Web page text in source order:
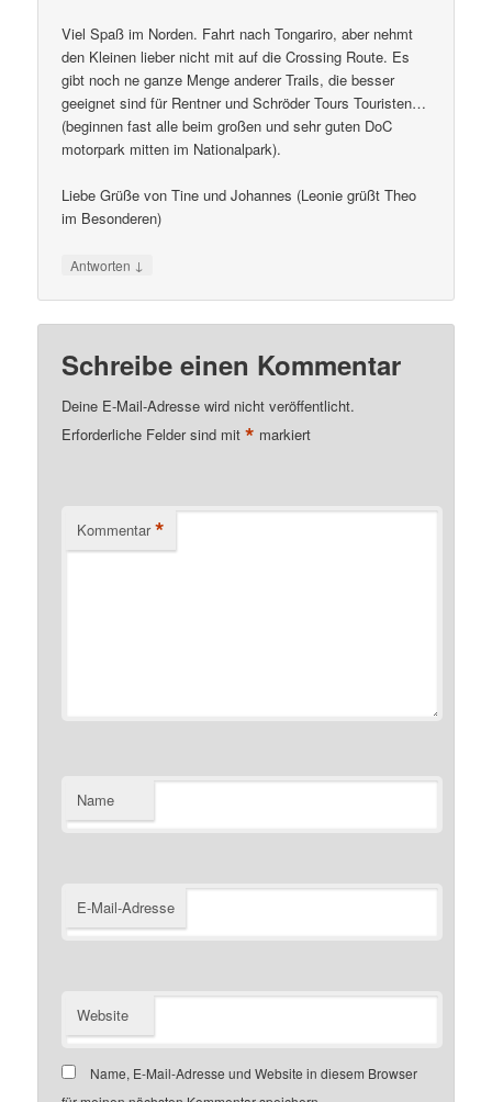
Viel Spaß im Norden. Fahrt nach Tongariro, aber nehmt
den Kleinen lieber nicht mit auf die Crossing Route. Es
gibt noch ne ganze Menge anderer Trails, die besser
geeignet sind für Rentner und Schröder Tours Touristen…
(beginnen fast alle beim großen und sehr guten DoC
motorpark mitten im Nationalpark).
Liebe Grüße von Tine und Johannes (Leonie grüßt Theo
im Besonderen)
Antworten ↓
Schreibe einen Kommentar
Deine E-Mail-Adresse wird nicht veröffentlicht.
Erforderliche Felder sind mit* markiert
Kommentar *
Name
E-Mail-Adresse
Website
Name, E-Mail-Adresse und Website in diesem Browser